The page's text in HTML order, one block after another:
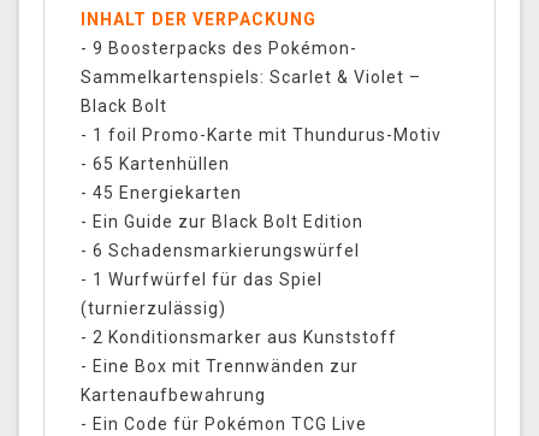
INHALT DER VERPACKUNG
- 9 Boosterpacks des Pokémon-
Sammelkartenspiels: Scarlet & Violet –
Black Bolt
- 1 foil Promo-Karte mit Thundurus-Motiv
- 65 Kartenhüllen
- 45 Energiekarten
- Ein Guide zur Black Bolt Edition
- 6 Schadensmarkierungswürfel
- 1 Wurfwürfel für das Spiel
(turnierzulässig)
- 2 Konditionsmarker aus Kunststoff
- Eine Box mit Trennwänden zur
Kartenaufbewahrung
- Ein Code für Pokémon TCG Live